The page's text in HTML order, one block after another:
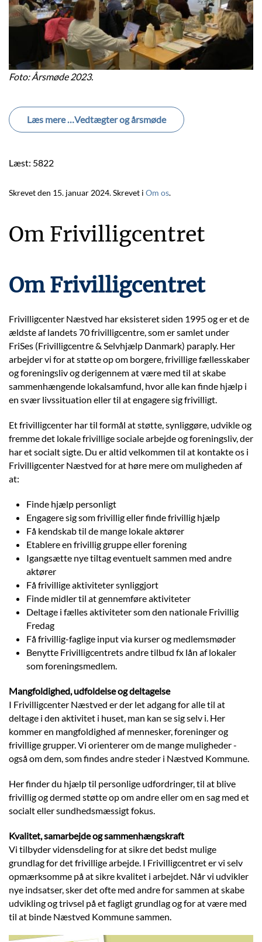
Foto: Årsmøde 2023.
Læs mere …Vedtægter og årsmøde
Læst: 5822
Skrevet den 15. januar 2024. Skrevet i Om os.
Om Frivilligcentret
Om Frivilligcentret
Frivilligcenter Næstved har eksisteret siden 1995 og er et de
ældste af landets 70 frivilligcentre, som er samlet under
FriSes (Frivilligcentre & Selvhjælp Danmark) paraply. Her
arbejder vi for at støtte op om borgere, frivillige fællesskaber
og foreningsliv og derigennem at være med til at skabe
sammenhængende lokalsamfund, hvor alle kan finde hjælp i
en svær livssituation eller til at engagere sig frivilligt.
Et frivilligcenter har til formål at støtte, synliggøre, udvikle og
fremme det lokale frivillige sociale arbejde og foreningsliv, der
har et socialt sigte. Du er altid velkommen til at kontakte os i
Frivilligcenter Næstved for at høre mere om muligheden af
at:
Finde hjælp personligt
Engagere sig som frivillig eller finde frivillig hjælp
Få kendskab til de mange lokale aktører
Etablere en frivillig gruppe eller forening
Igangsætte nye tiltag eventuelt sammen med andre
aktører
Få frivillige aktiviteter synliggjort
Finde midler til at gennemføre aktiviteter
Deltage i fælles aktiviteter som den nationale Frivillig
Fredag
Få frivillig-faglige input via kurser og medlemsmøder
Benytte Frivilligcentrets andre tilbud fx lån af lokaler
som foreningsmedlem.
Mangfoldighed, udfoldelse og deltagelse
I Frivilligcenter Næstved er der let adgang for alle til at
deltage i den aktivitet i huset, man kan se sig selv i. Her
kommer en mangfoldighed af mennesker, foreninger og
frivillige grupper. Vi orienterer om de mange muligheder -
også om dem, som findes andre steder i Næstved Kommune.
Her finder du hjælp til personlige udfordringer, til at blive
frivillig og dermed støtte op om andre eller om en sag med et
socialt eller sundhedsmæssigt fokus.
Kvalitet, samarbejde og sammenhængskraft
Vi tilbyder vidensdeling for at sikre det bedst mulige
grundlag for det frivillige arbejde. I Frivilligcentret er vi selv
opmærksomme på at sikre kvalitet i arbejdet. Når vi udvikler
nye indsatser, sker det ofte med andre for sammen at skabe
udvikling og trivsel på et fagligt grundlag og for at være med
til at binde Næstved Kommune sammen.